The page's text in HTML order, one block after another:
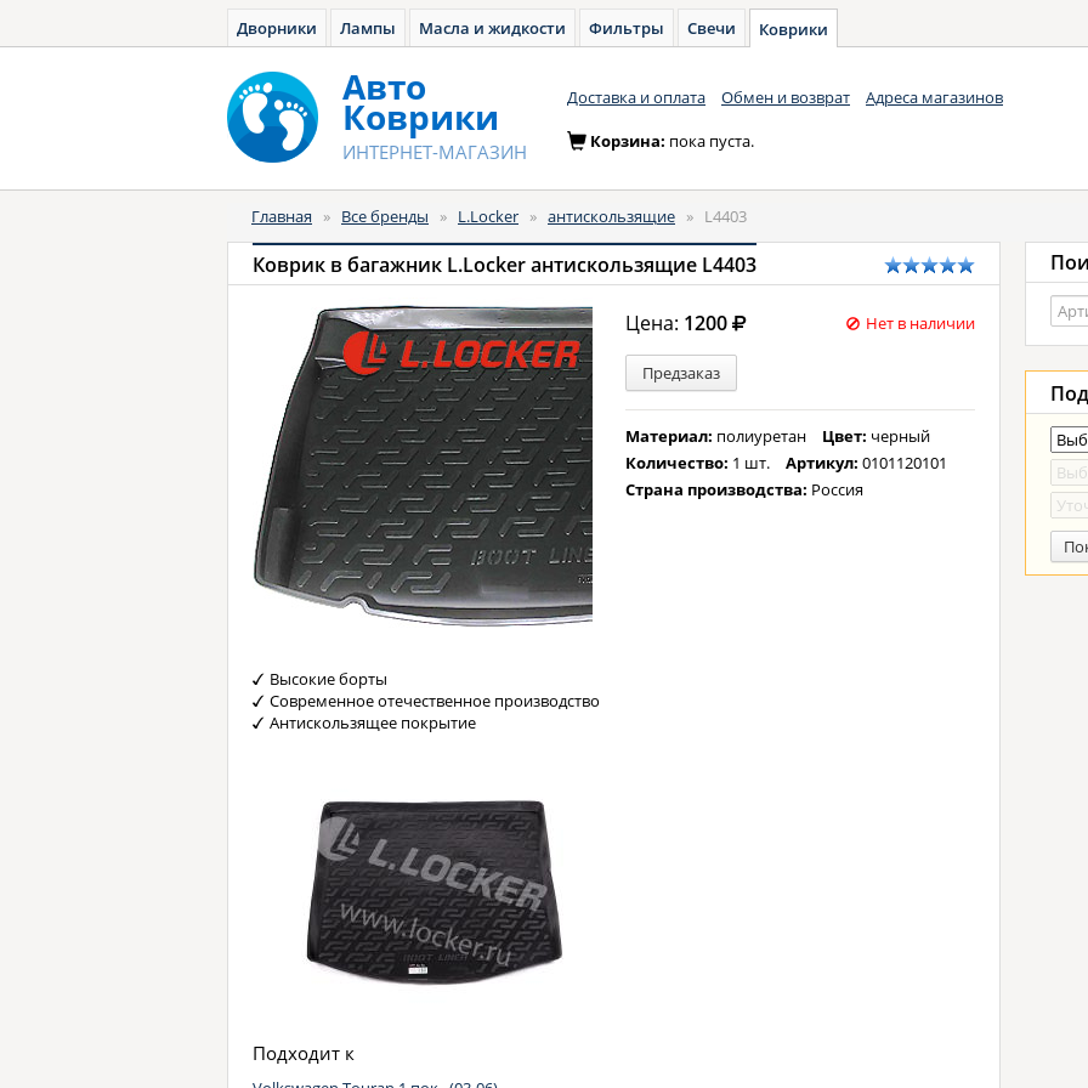
Дворники Лампы Масла и жидкости Фильтры Свечи Коврики
Авто
Коврики
ИНТЕРНЕТ-МАГАЗИН
Доставка и оплата Обмен и возврат Адреса магазинов
Корзина: пока пуста.
Главная » Все бренды » L.Locker » антискользящие » L4403
Коврик в багажник L.Locker антискользящие L4403
Цена: 1200 Нет в наличии
Предзаказ
Материал: полиуретан Цвет: черный
Количество: 1 шт. Артикул:0101120101
Страна производства: Россия
Высокие борты
Современное отечественное производство
Антискользящее покрытие
Подходит к